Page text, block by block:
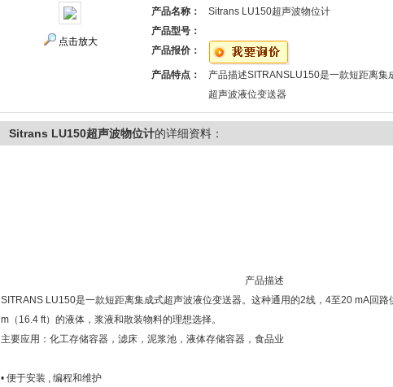
点击放大
产品名称：
Sitrans LU150超声波物位计
产品型号：
产品报价：
产品特点：
产品描述SITRANSLU150是一款短距离集
超声波液位变送器
Sitrans LU150超声波物位计的详细资料：
产品描述
SITRANS LU150是一款短距离集成式超声波液位变送器。这种通用的2线，4至20 mA回
m（16.4 ft）的液体，浆液和散装物料的理想选择。
主要应用：化工存储容器，滤床，泥浆池，液体存储容器，食品业
• 便于安装 , 编程和维护